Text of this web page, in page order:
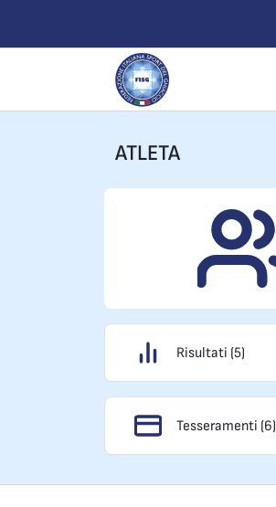
ATLETA
Risultati (5)
Tesseramenti (6)